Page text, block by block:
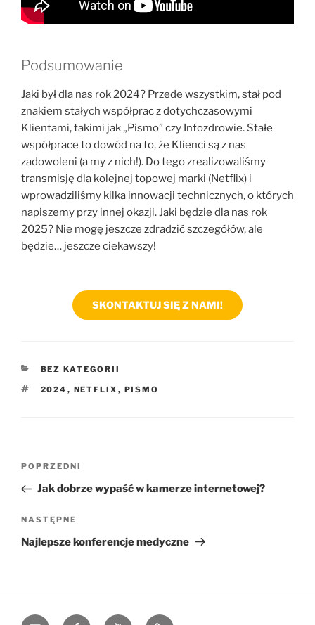
Podsumowanie
Jaki był dla nas rok 2024? Przede wszystkim, stał pod
znakiem stałych współprac z dotychczasowymi
Klientami, takimi jak „Pismo” czy Infozdrowie. Stałe
współprace to dowód na to, że Klienci są z nas
zadowoleni (a my z nich!). Do tego zrealizowaliśmy
transmisję dla kolejnej topowej marki (Netflix) i
wprowadziliśmy kilka innowacji technicznych, o których
napiszemy przy innej okazji. Jaki będzie dla nas rok
2025? Nie mogę jeszcze zdradzić szczegółów, ale
będzie… jeszcze ciekawszy!
SKONTAKTUJ SIĘ Z NAMI!
KATEGORIE
BEZ KATEGORII
TAGI
2024 , NETFLIX , PISMO
Nawigacja
Poprzedni
wpis
POPRZEDNI
Jak dobrze wypaść w kamerze internetowej?
Następny
wpis
NASTĘPNE
Najlepsze konferencje medyczne
e- FacebookYouTubeBlog